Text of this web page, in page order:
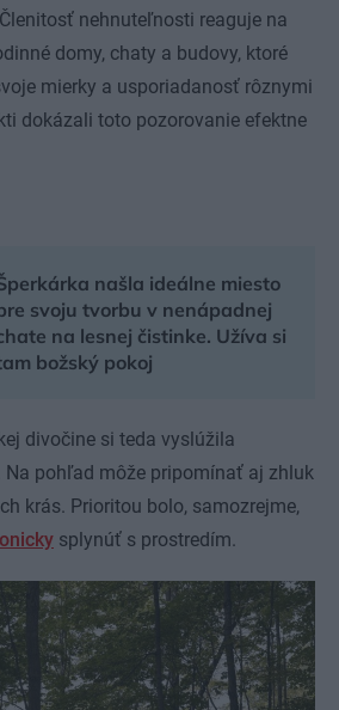
nehnuteľnosti reaguje na
domy, chaty a budovy, ktoré
mierky a usporiadanosť rôznymi
dokázali toto pozorovanie efektne
našla ideálne miesto
svoju tvorbu v nenápadnej
na lesnej čistinke. Užíva si
božský pokoj
divočine si teda vyslúžila
pohľad môže pripomínať aj zhluk
krás. Prioritou bolo, samozrejme,
splynúť s prostredím.